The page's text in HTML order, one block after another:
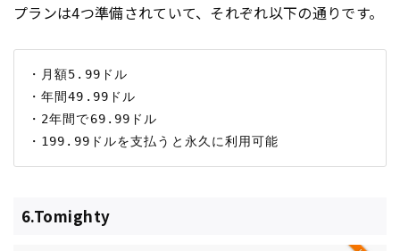
プランは4つ準備されていて、それぞれ以下の通りです。
・月額5.99ドル
・年間49.99ドル
・2年間で69.99ドル
6.Tomighty